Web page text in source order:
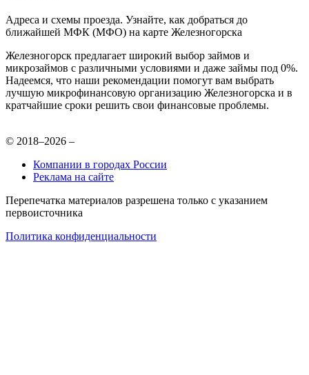
Адреса и схемы проезда. Узнайте, как добраться до
ближайшей МФК (МФО) на карте Железногорска
Железногорск предлагает широкий выбор займов и
микрозаймов с различными условиями и даже займы под 0%.
Надеемся, что наши рекомендации помогут вам выбрать
лучшую микрофинансовую организацию Железногорска и в
кратчайшие сроки решить свои финансовые проблемы.
© 2018–2026 –
Компании в городах России
Реклама на сайте
Перепечатка материалов разрешена только с указанием
первоисточника
Политика конфиденциальности